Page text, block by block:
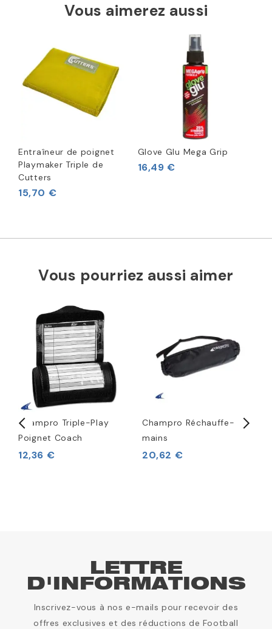
Vous aimerez aussi
Entraîneur de poignet
Playmaker Triple de
Cutters
15,70 €
Glove Glu Mega Grip
16,49 €
Vous pourriez aussi aimer
Champro Triple-Play
Poignet Coach
12,36 €
Champro Réchauffe-
mains
20,62 €
LETTRE
D'INFORMATIONS
Inscrivez-vous à nos e-mails pour recevoir des
offres exclusives et des réductions de Football